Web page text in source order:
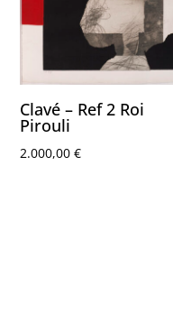
Clavé – Ref 2 Roi
Pirouli
2.000,00€